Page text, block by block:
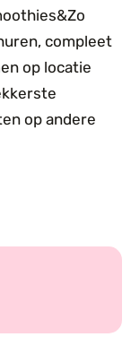
compleet
op locatie
op andere